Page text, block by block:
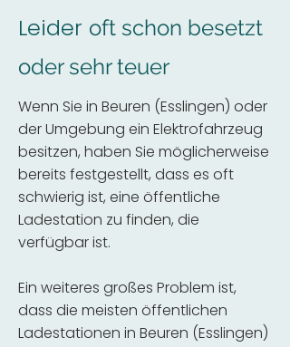
Leider oft schon besetzt
oder sehr teuer
Wenn Sie in Beuren (Esslingen) oder
der Umgebung ein Elektrofahrzeug
besitzen, haben Sie möglicherweise
bereits festgestellt, dass es oft
schwierig ist, eine öffentliche
Ladestation zu finden, die
verfügbar ist.
Ein weiteres großes Problem ist,
dass die meisten öffentlichen
Ladestationen in Beuren (Esslingen)